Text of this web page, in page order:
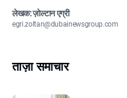
लेखक: ज़ोल्टान एग्री
egri.zoltan@dubainewsgroup.com
ताज़ा समाचार